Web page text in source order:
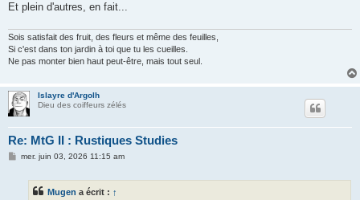
Et plein d'autres, en fait...
Sois satisfait des fruit, des fleurs et même des feuilles,
Si c'est dans ton jardin à toi que tu les cueilles.
Ne pas monter bien haut peut-être, mais tout seul.
Islayre d'Argolh
Dieu des coiffeurs zélés
Re: MtG II : Rustiques Studies
Mmer. juin 03, 2026 11:15 am
Mugen a écrit : ↑